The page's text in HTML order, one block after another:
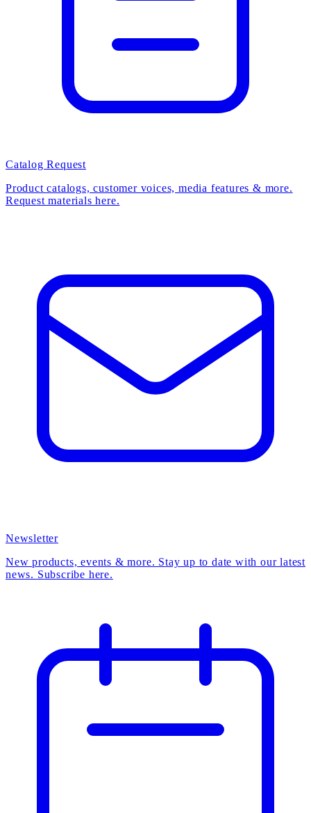
Catalog Request
Product catalogs, customer voices, media features & more.
Request materials here.
Newsletter
New products, events & more. Stay up to date with our latest
news. Subscribe here.